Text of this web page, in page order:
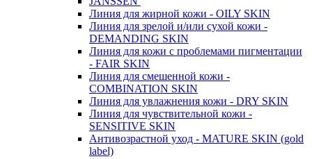
Линия для жирной кожи - OILY SKIN
Линия для зрелой и/или сухой кожи -
DEMANDING SKIN
Линия для кожи с проблемами пигментации
- FAIR SKIN
Линия для смешенной кожи -
COMBINATION SKIN
Линия для увлажнения кожи - DRY SKIN
Линия для чувствительной кожи -
SENSITIVE SKIN
Антивозрастной уход - MATURE SKIN (gold
label)